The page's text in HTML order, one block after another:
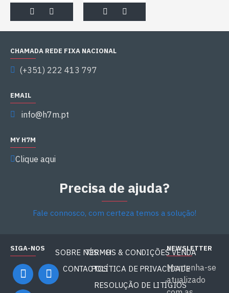
CHAMADA REDE FIXA NACIONAL
(+351) 222 413 797
EMAIL
info@h7m.pt
MY H7M
Clique aqui
Precisa de ajuda?
Fale connosco, com certeza temos a solução!
SIGA-NOS
SOBRE NÓS - H7M
CONTACTOS
TERMOS & CONDIÇÕES VENDA
POLÍTICA DE PRIVACIDADE
RESOLUÇÃO DE LITÍGIOS
NEWSLETTER
Mantenha-se
atualizado